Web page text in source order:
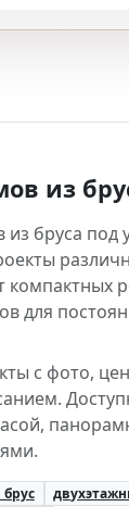
из
из бруса под
компактных
для
с фото,